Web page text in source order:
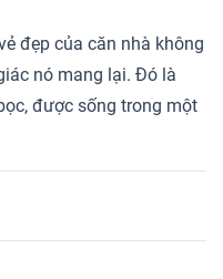
đẹp của căn nhà không
nó mang lại. Đó là
được sống trong một